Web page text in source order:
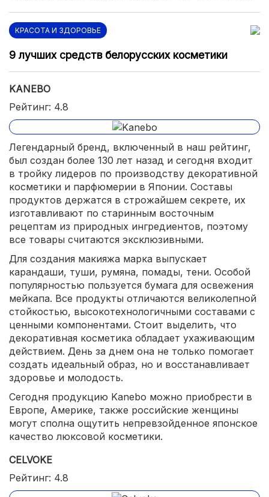
КРАСОТА И ЗДОРОВЬЕ
9 лучших средств белорусских косметики
KANEBO
Рейтинг: 4.8
Легендарный бренд, включенный в наш рейтинг,
был создан более 130 лет назад и сегодня входит
в тройку лидеров по производству декоративной
косметики и парфюмерии в Японии. Составы
продуктов держатся в строжайшем секрете, их
изготавливают по старинным восточным
рецептам из природных ингредиентов, поэтому
все товары считаются эксклюзивными.
Для создания макияжа марка выпускает
карандаши, туши, румяна, помады, тени. Особой
популярностью пользуется бумага для освежения
мейкапа. Все продукты отличаются великолепной
стойкостью, высокотехнологичными составами с
ценными компонентами. Стоит выделить, что
декоративная косметика обладает ухаживающим
действием. День за днем она не только помогает
создать идеальный образ, но и восстанавливает
здоровье и молодость.
Сегодня продукцию Kanebo можно приобрести в
Европе, Америке, также российские женщины
могут сполна ощутить непревзойденное японское
качество люксовой косметики.
CELVOKE
Рейтинг: 4.8